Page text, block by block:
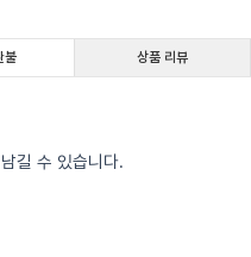
불 상품 리뷰
길 수 있습니다.